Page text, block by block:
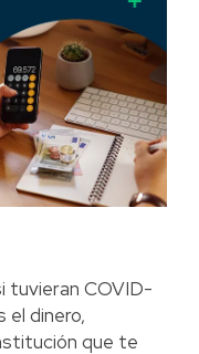
tuvieran COVID-
el dinero,
que te